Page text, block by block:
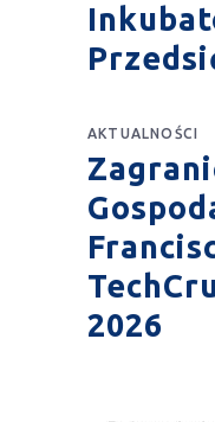
AKTUALNOŚCI
2026